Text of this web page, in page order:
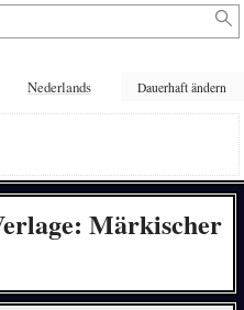
Nederlands Dauerhaft ändern
Märkischer